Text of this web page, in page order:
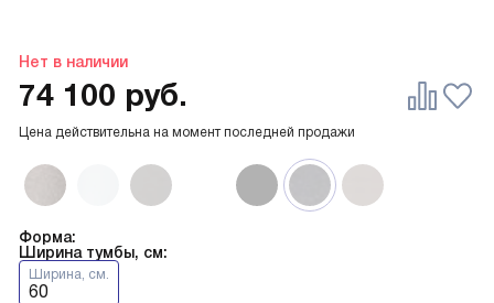
Нет в наличии
Форма:
Ширина тумбы, см:
Ширина, см.
60
Цена действительна на момент последней продажи
74 100 руб.